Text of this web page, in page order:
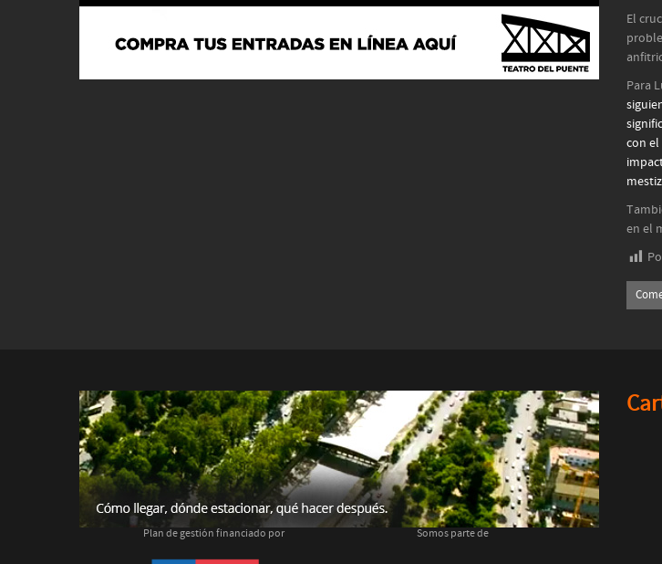
El
Para
con
en el
Plan de gestión financiado por Somos parte de